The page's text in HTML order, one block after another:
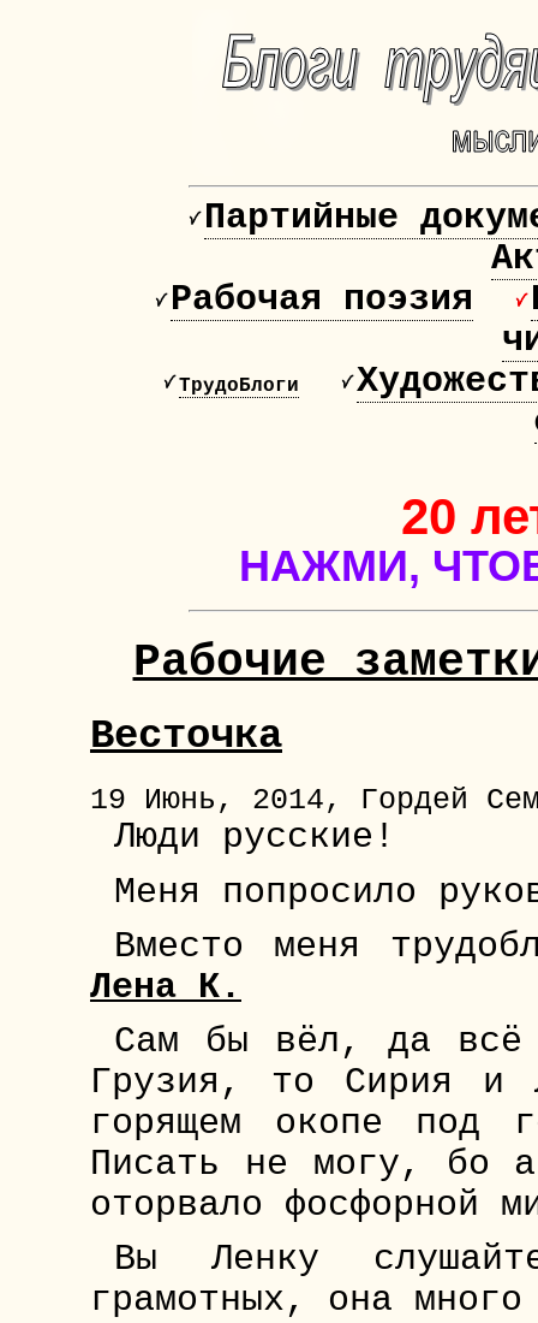
Партийные
Рабочая поэзия
ТрудоБлоги
20
НАЖМИ,
Рабочие
Весточка
19 Июнь, 2014, Гордей
Люди русские!
Меня попросило
Вместо меня
Лена К.
Сам бы вёл, да всё
Грузия, то Сирия и
горящем окопе под
Писать не могу, бо
оторвало фосфорной
Вы Ленку
грамотных, она